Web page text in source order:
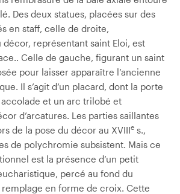
Des deux statues, placées sur des
en staff, celle de droite,
représentant saint Eloi, est
Celle de gauche, figurant un saint
pour laisser apparaître l’ancienne
Il s’agit d’un placard, dont la porte
et un arc trilobé et
d’arcatures. Les parties saillantes
de la pose du décor au XVIIIe s.,
de polychromie subsistent. Mais ce
est la présence d’un petit
percé au fond du
remplage en forme de croix. Cette